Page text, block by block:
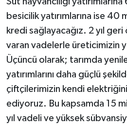
besicilik yatırımlarına ise 40
kredi sağlayacağız. 2 yıl geri
varan vadelerle üreticimizin
Üçüncü olarak; tarımda
yatırımlarını daha güçlü
çiftçilerimizin kendi
ediyoruz. Bu kapsamda 15
yıl vadeli ve yüksek